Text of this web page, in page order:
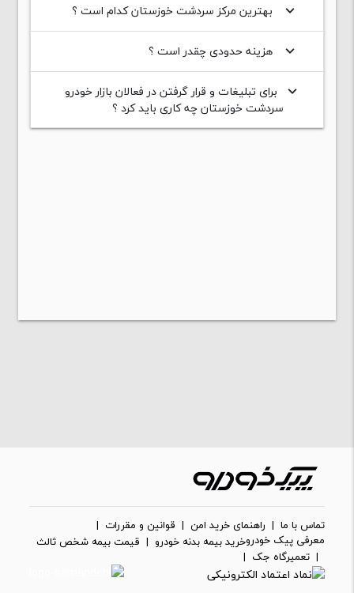
keyboard_arrow_down بهترین مرکز سردشت خوزستان کدام است ؟
keyboard_arrow_down هزینه حدودی چقدر است ؟
keyboard_arrow_down
برای تبلیغات و قرار گرفتن در فعالان بازار خودرو
سردشت خوزستان چه کاری باید کرد ؟
تماس با ما | راهنمای خرید امن | قوانین و مقررات |
معرفی پیک خودروخرید بیمه بدنه خودرو | قیمت بیمه شخص ثالث
|تعمیرگاه جک |